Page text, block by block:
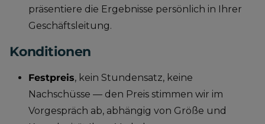
präsentiere die Ergebnisse persönlich in Ihrer
Geschäftsleitung.
Konditionen
Festpreis, kein Stundensatz, keine
Nachschüsse — den Preis stimmen wir im
Vorgespräch ab, abhängig von Größe und